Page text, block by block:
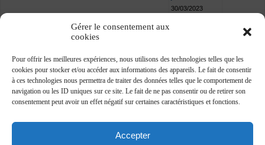
Gérer le consentement aux
cookies
Pour offrir les meilleures expériences, nous utilisons des technologies telles que les
cookies pour stocker et/ou accéder aux informations des appareils. Le fait de consentir
à ces technologies nous permettra de traiter des données telles que le comportement de
navigation ou les ID uniques sur ce site. Le fait de ne pas consentir ou de retirer son
consentement peut avoir un effet négatif sur certaines caractéristiques et fonctions.
Accepter
30/03/2023